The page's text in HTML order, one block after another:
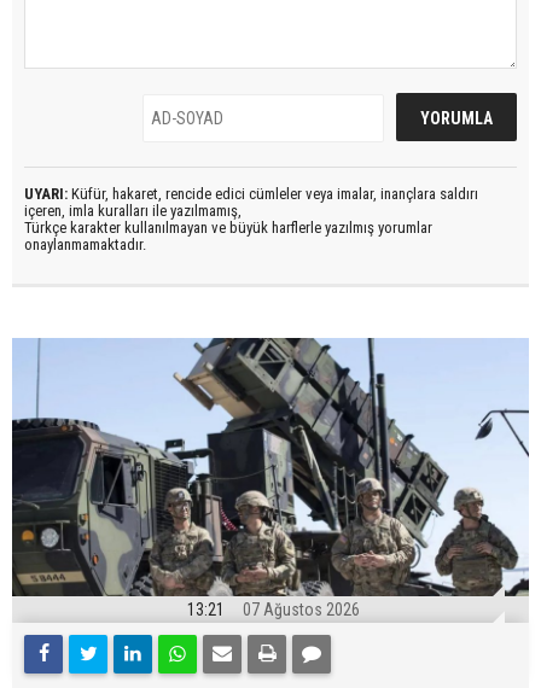
UYARI: Küfür, hakaret, rencide edici cümleler veya imalar, inançlara saldırı
içeren, imla kuralları ile yazılmamış,
Türkçe karakter kullanılmayan ve büyük harflerle yazılmış yorumlar
onaylanmamaktadır.
13:21 07 Ağustos 2026